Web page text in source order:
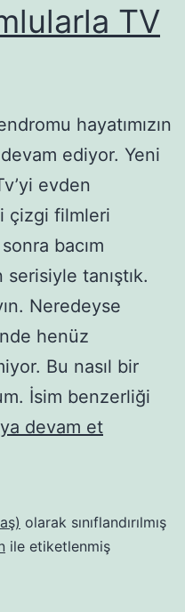
TV
hayatımızın
ediyor. Yeni
evden
çizgi filmleri
bacım
tanıştık.
Neredeyse
henüz
Bu nasıl bir
İsim benzerliği
devam et2
TV
izleme!
olarak sınıflandırılmış
ile etiketlenmiş